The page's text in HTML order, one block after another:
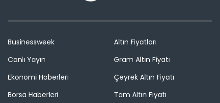
Businessweek
Canlı Yayın
Ekonomi Haberleri
Borsa Haberleri
Altın Fiyatları
Gram Altın Fiyatı
Çeyrek Altın Fiyatı
Tam Altın Fiyatı